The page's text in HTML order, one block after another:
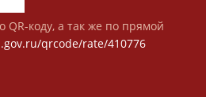
QR-коду, а так же по прямой
qrcode/rate/410776